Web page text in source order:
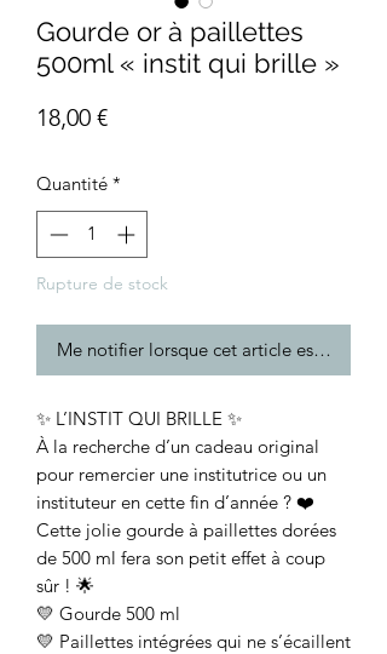
Gourde or à paillettes
500ml « instit qui brille »
18,00 €Prix
Quantité *
Rupture de stock
Me notifier lorsque cet article est
✨ L’INSTIT QUI BRILLE ✨
À la recherche d’un cadeau original
pour remercier une institutrice ou un
instituteur en cette fin d’année ? ❤️
Cette jolie gourde à paillettes dorées
de 500 ml fera son petit effet à coup
sûr ! 🌟
💛 Gourde 500 ml
💛 Paillettes intégrées qui ne s’écaillent